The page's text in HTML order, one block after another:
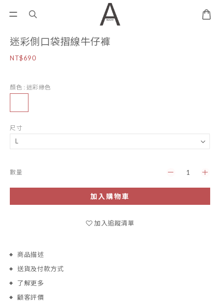
迷彩側口袋摺線牛仔褲
NT$690
顏色 : 迷彩綠色
尺寸
數量
加入購物車
加入追蹤清單
商品描述
送貨及付款方式
了解更多
顧客評價